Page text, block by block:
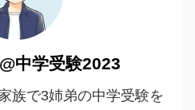
中学受験2023
族で3姉弟の中学受験を